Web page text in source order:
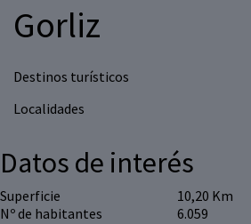
Gorliz
Destinos turísticos
Localidades
Datos de interés
Superficie
10,20 Km
Nº de habitantes
6.059